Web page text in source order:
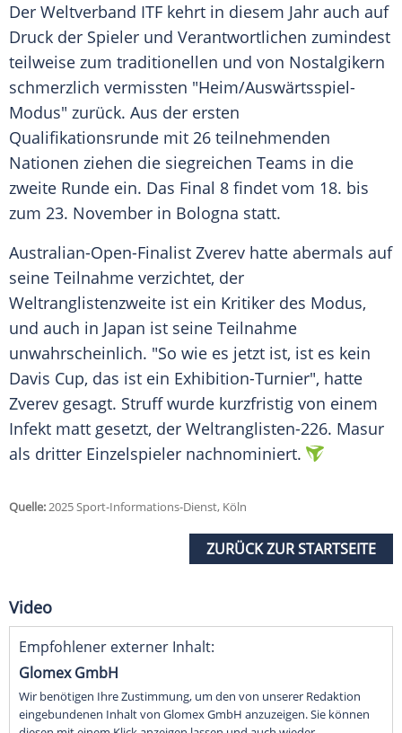
Der Weltverband ITF kehrt in diesem Jahr auch auf
Druck der Spieler und Verantwortlichen zumindest
teilweise zum traditionellen und von Nostalgikern
schmerzlich vermissten "Heim/Auswärtsspiel-
Modus" zurück. Aus der ersten
Qualifikationsrunde mit 26 teilnehmenden
Nationen ziehen die siegreichen Teams in die
zweite Runde ein. Das Final 8 findet vom 18. bis
zum 23. November in Bologna statt.
Australian-Open-Finalist Zverev hatte abermals auf
seine Teilnahme verzichtet, der
Weltranglistenzweite ist ein Kritiker des Modus,
und auch in Japan ist seine Teilnahme
unwahrscheinlich. "So wie es jetzt ist, ist es kein
Davis Cup, das ist ein Exhibition-Turnier", hatte
Zverev gesagt. Struff wurde kurzfristig von einem
Infekt matt gesetzt, der Weltranglisten-226. Masur
als dritter Einzelspieler nachnominiert.
Quelle:2025 Sport-Informations-Dienst, Köln
ZURÜCK ZUR STARTSEITE
Video
Empfohlener externer Inhalt:
Glomex GmbH
Wir benötigen Ihre Zustimmung, um den von unserer Redaktion
eingebundenen Inhalt von Glomex GmbH anzuzeigen. Sie können